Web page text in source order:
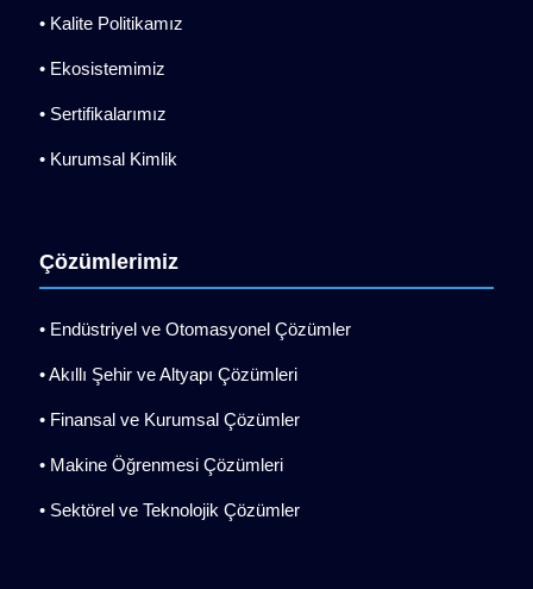
• Kalite Politikamız
• Ekosistemimiz
• Sertifikalarımız
• Kurumsal Kimlik
Çözümlerimiz
• Endüstriyel ve Otomasyonel Çözümler
• Akıllı Şehir ve Altyapı Çözümleri
• Finansal ve Kurumsal Çözümler
• Makine Öğrenmesi Çözümleri
• Sektörel ve Teknolojik Çözümler